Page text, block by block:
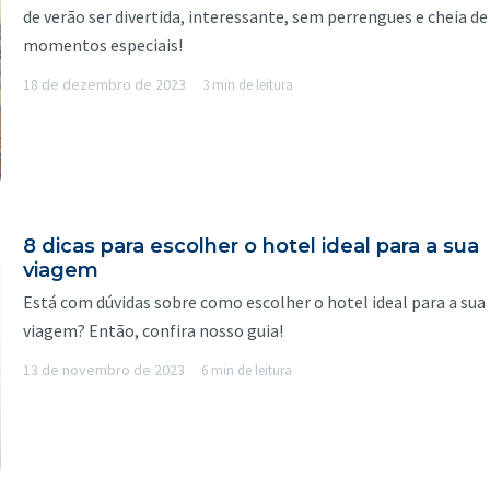
18 de dezembro de 2023 3 min de leitura
de verão ser divertida, interessante, sem perrengues e cheia de
momentos especiais!
8 dicas para escolher o hotel ideal para a sua
viagem
13 de novembro de 2023 6 min de leitura
Está com dúvidas sobre como escolher o hotel ideal para a sua
viagem? Então, confira nosso guia!